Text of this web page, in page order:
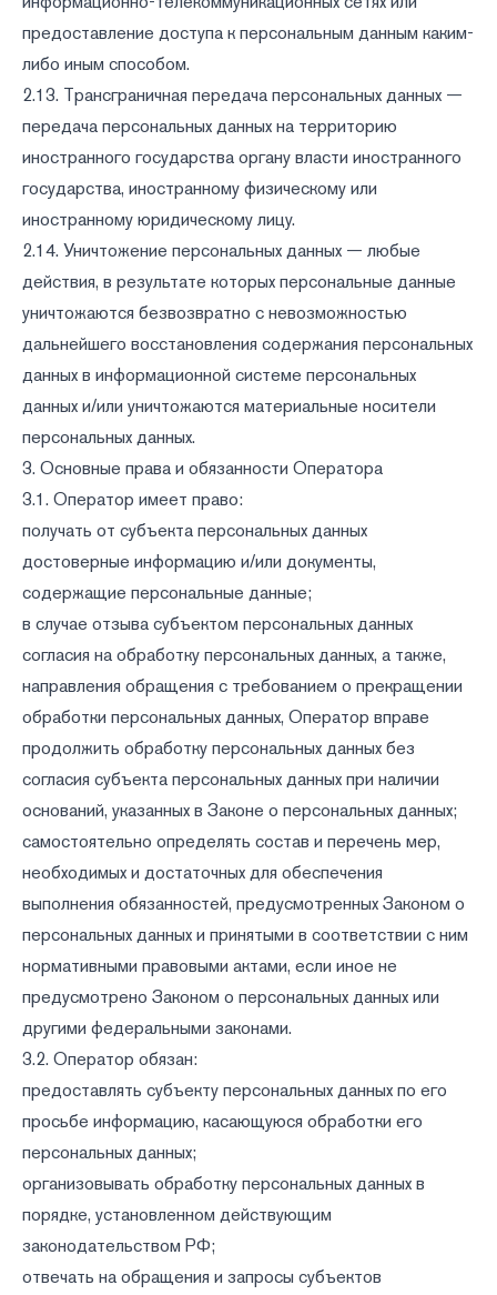
предоставление доступа к персональным данным каким-
либо иным способом.
2.13. Трансграничная передача персональных данных —
передача персональных данных на территорию
иностранного государства органу власти иностранного
государства, иностранному физическому или
иностранному юридическому лицу.
2.14. Уничтожение персональных данных — любые
действия, в результате которых персональные данные
уничтожаются безвозвратно с невозможностью
дальнейшего восстановления содержания персональных
данных в информационной системе персональных
данных и/или уничтожаются материальные носители
персональных данных.
3. Основные права и обязанности Оператора
3.1. Оператор имеет право:
получать от субъекта персональных данных
достоверные информацию и/или документы,
содержащие персональные данные;
в случае отзыва субъектом персональных данных
согласия на обработку персональных данных, а также,
направления обращения с требованием о прекращении
обработки персональных данных, Оператор вправе
продолжить обработку персональных данных без
согласия субъекта персональных данных при наличии
оснований, указанных в Законе о персональных данных;
самостоятельно определять состав и перечень мер,
необходимых и достаточных для обеспечения
выполнения обязанностей, предусмотренных Законом о
персональных данных и принятыми в соответствии с ним
нормативными правовыми актами, если иное не
предусмотрено Законом о персональных данных или
другими федеральными законами.
3.2. Оператор обязан:
предоставлять субъекту персональных данных по его
просьбе информацию, касающуюся обработки его
персональных данных;
организовывать обработку персональных данных в
порядке, установленном действующим
законодательством РФ;
отвечать на обращения и запросы субъектов